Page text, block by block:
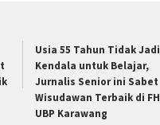
Usia 55 Tahun Tidak Jadi
Kendala untuk Belajar,
Jurnalis Senior ini Sabet
Wisudawan Terbaik di FH
UBP Karawang